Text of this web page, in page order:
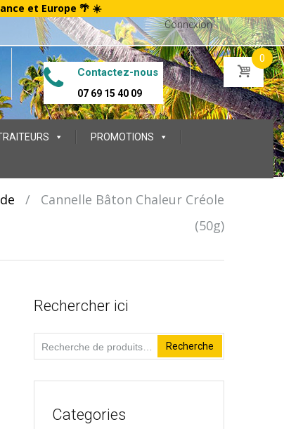
et Europe 🌴 ☀️
Connexion
Contactez-nous
07 69 15 40 09
0
PROMOTIONS
/
Cannelle Bâton Chaleur Créole
(50g)
Rechercher ici
Recherche
pour :
Recherche
Categories